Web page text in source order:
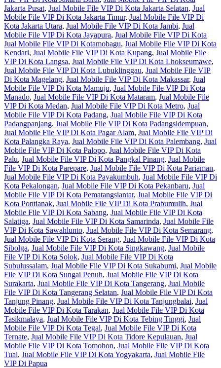
Jakarta Pusat, Jual Mobile File VIP Di Kota Jakarta Selatan, Jual
Mobile File VIP Di Kota Jakarta Timur, Jual Mobile File VIP Di
Kota Jakarta Utara, Jual Mobile File VIP Di Kota Jambi, Jual
Mobile File VIP Di Kota Jayapura, Jual Mobile File VIP Di Kota
Jual Mobile File VIP Di Kotamobagu, Jual Mobile File VIP Di Kota
Kendari, Jual Mobile File VIP Di Kota Kupang, Jual Mobile File
VIP Di Kota Langsa, Jual Mobile File VIP Di Kota Lhokseumawe,
Jual Mobile File VIP Di Kota Lubuklinggau, Jual Mobile File VIP
Di Kota Magelang, Jual Mobile File VIP Di Kota Makassar, Jual
Mobile File VIP Di Kota Mamuju, Jual Mobile File VIP Di Kota
Manado, Jual Mobile File VIP Di Kota Mataram, Jual Mobile File
VIP Di Kota Medan, Jual Mobile File VIP Di Kota Metro, Jual
Mobile File VIP Di Kota Padang, Jual Mobile File VIP Di Kota
Padangpanjang, Jual Mobile File VIP Di Kota Padangsidempuan,
Jual Mobile File VIP Di Kota Pagar Alam, Jual Mobile File VIP Di
Kota Palangka Raya, Jual Mobile File VIP Di Kota Palembang, Jual
Mobile File VIP Di Kota Palopo, Jual Mobile File VIP Di Kota
Palu, Jual Mobile File VIP Di Kota Pangkal Pinang, Jual Mobile
File VIP Di Kota Parepare, Jual Mobile File VIP Di Kota Pariaman,
Jual Mobile File VIP Di Kota Payakumbuh, Jual Mobile File VIP Di
Kota Pekalongan, Jual Mobile File VIP Di Kota Pekanbaru, Jual
Mobile File VIP Di Kota Pematangsiantar, Jual Mobile File VIP Di
Kota Pontianak, Jual Mobile File VIP Di Kota Prabumulih, Jual
Mobile File VIP Di Kota Sabang, Jual Mobile File VIP Di Kota
Salatiga, Jual Mobile File VIP Di Kota Samarinda, Jual Mobile File
VIP Di Kota Sawahlunto, Jual Mobile File VIP Di Kota Semarang,
Jual Mobile File VIP Di Kota Serang, Jual Mobile File VIP Di Kota
Sibolga, Jual Mobile File VIP Di Kota Singkawang, Jual Mobile
File VIP Di Kota Solok, Jual Mobile File VIP Di Kota
Subulussalam, Jual Mobile File VIP Di Kota Sukabumi, Jual Mobile
File VIP Di Kota Sungai Penuh, Jual Mobile File VIP Di Kota
Surakarta, Jual Mobile File VIP Di Kota Tangerang, Jual Mobile
File VIP Di Kota Tangerang Selatan, Jual Mobile File VIP Di Kota
Tanjung Pinang, Jual Mobile File VIP Di Kota Tanjungbalai, Jual
Mobile File VIP Di Kota Tarakan, Jual Mobile File VIP Di Kota
Tasikmalaya, Jual Mobile File VIP Di Kota Tebing Tinggi, Jual
Mobile File VIP Di Kota Tegal, Jual Mobile File VIP Di Kota
Ternate, Jual Mobile File VIP Di Kota Tidore Kepulauan, Jual
Mobile File VIP Di Kota Tomohon, Jual Mobile File VIP Di Kota
Tual, Jual Mobile File VIP Di Kota Yogyakarta, Jual Mobile File
VIP Di Papua